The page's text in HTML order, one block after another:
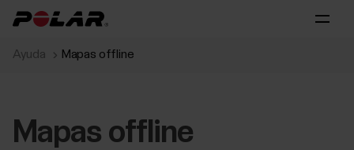
Ayuda Mapas offline
Mapas offline